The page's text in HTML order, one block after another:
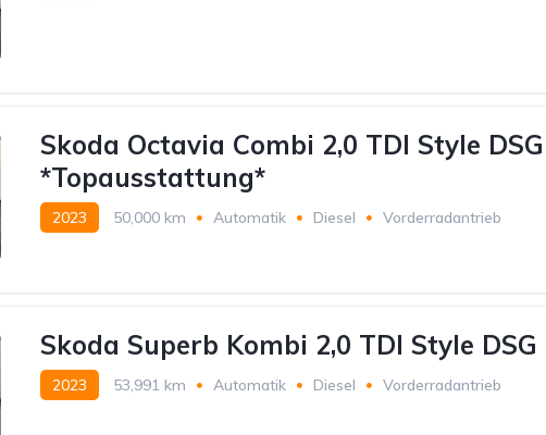
Skoda Octavia Combi 2,0 TDI Style DSG
*Topausstattung*
2023 50,000 km Automatik Diesel Vorderradantrieb
Skoda Superb Kombi 2,0 TDI Style DSG
2023 53,991 km Automatik Diesel Vorderradantrieb